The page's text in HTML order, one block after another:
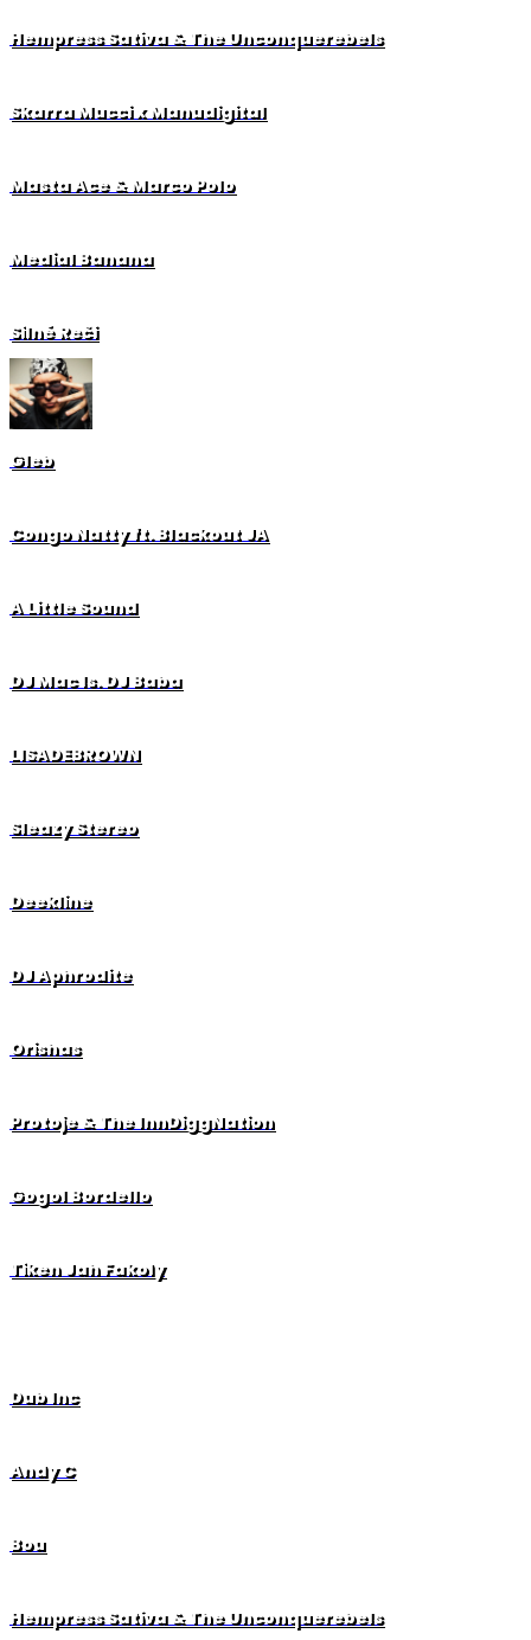
Hempress Sativa & The Unconquerebels
Skarra Mucci x Manudigital
Masta Ace & Marco Polo
Medial Banana
Silné Reči
Gleb
Congo Natty ft. Blackout JA
A Little Sound
DJ Mac ls. DJ Baba
LISADEBROWN
Sleazy Stereo
Deekline
DJ Aphrodite
Orishas
Protoje & The InnDiggNation
Gogol Bordello
Tiken Jah Fakoly
Dub Inc
Andy C
Bou
Hempress Sativa & The Unconquerebels